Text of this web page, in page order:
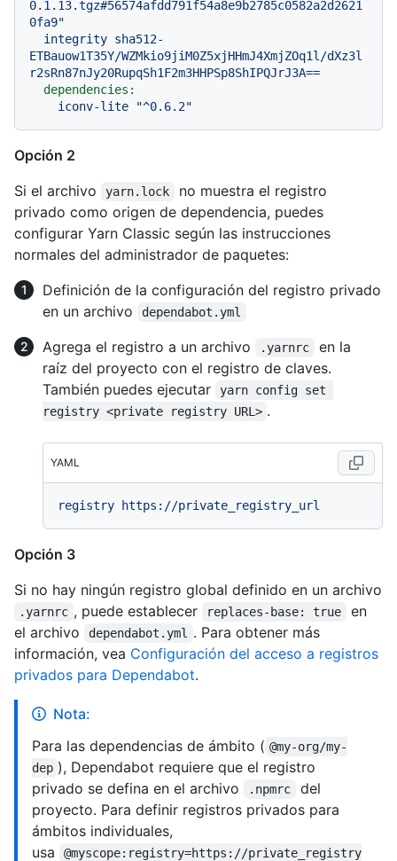
0.1.13.tgz#56574afdd791f54a8e9b2785c0582a2d2621
0fa9"
integrity sha512-
ETBauow1T35Y/WZMkio9jiM0Z5xjHHmJ4XmjZOq1l/dXz3l
r2sRn87nJy20RupqSh1F2m3HHPSp8ShIPQJrJ3A==
dependencies:
iconv-lite
"^0.6.2"
Opción 2
Si el archivo
yarn.lock
no muestra el registro
privado como origen de dependencia, puedes
configurar Yarn Classic según las instrucciones
normales del administrador de paquetes:
Definición de la configuración del registro privado
en un archivo
dependabot.yml
Agrega el registro a un archivo .yarnrc
en la
raíz del proyecto con el registro de claves.
También puedes ejecutar
yarn config set
registry <private registry URL> .
YAML
registry https://private_registry_url
Opción 3
Si no hay ningún registro global definido en un archivo
.yarnrc , puede establecer replaces-base: true
en
el archivo
dependabot.yml
. Para obtener más
información, vea Configuración del acceso a registros
privados para Dependabot.
Nota:
Para las dependencias de ámbito ( @my-org/my-
dep ), Dependabot requiere que el registro
privado se defina en el archivo
.npmrc
del
proyecto. Para definir registros privados para
ámbitos individuales,
usa
@myscope:registry=https://private_registry